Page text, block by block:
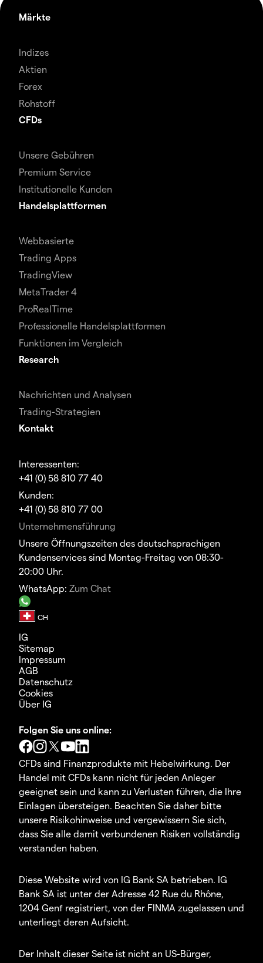
Märkte
Indizes
Aktien
Forex
Rohstoff
CFDs
Unsere Gebühren
Premium Service
Institutionelle Kunden
Handelsplattformen
Webbasierte
Trading Apps
TradingView
MetaTrader 4
ProRealTime
Professionelle Handelsplattformen
Funktionen im Vergleich
Research
Nachrichten und Analysen
Trading-Strategien
Kontakt
Interessenten:
+41 (0) 58 810 77 40
Kunden:
+41 (0) 58 810 77 00
Unternehmensführung
Unsere Öffnungszeiten des deutschsprachigen
Kundenservices sind Montag-Freitag von 08:30-
20:00 Uhr.
WhatsApp: Zum Chat
IG
Sitemap
Impressum
AGB
Datenschutz
Cookies
Über IG
Folgen Sie uns online:
CFDs sind Finanzprodukte mit Hebelwirkung. Der
Handel mit CFDs kann nicht für jeden Anleger
geeignet sein und kann zu Verlusten führen, die Ihre
Einlagen übersteigen. Beachten Sie daher bitte
unsere Risikohinweise und vergewissern Sie sich,
dass Sie alle damit verbundenen Risiken vollständig
verstanden haben.
Diese Website wird von IG Bank SA betrieben. IG
Bank SA ist unter der Adresse 42 Rue du Rhône,
1204 Genf registriert, von der FINMA zugelassen und
unterliegt deren Aufsicht.
Der Inhalt dieser Seite ist nicht an US-Bürger,